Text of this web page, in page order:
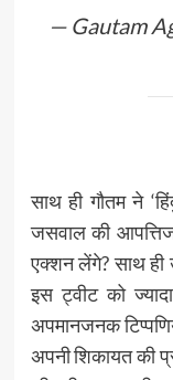
— Gautam
साथ ही गौतम ने
जसवाल की
एक्शन लेंगे? साथ ही
इस ट्वीट को
अपमानजनक
अपनी शिकायत की